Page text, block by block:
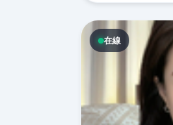
在線